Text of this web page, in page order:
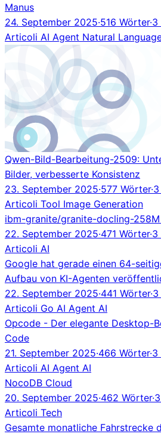
Manus
24. September 2025·516 Wörter·3
Articoli AI Agent Natural
Qwen-Bild-Bearbeitung-2509:
Bilder, verbesserte Konsistenz
23. September 2025·577 Wörter·
Articoli Tool Image Generation
ibm-granite/granite-docling-258M
22. September 2025·471 Wörter·3
Articoli AI
Google hat gerade einen 64-
Aufbau von KI-Agenten
22. September 2025·441 Wörter·3
Articoli Go AI Agent AI
Opcode - Der elegante Desktop-
Code
21. September 2025·466 Wörter·3
Articoli AI Agent AI
NocoDB Cloud
20. September 2025·462 Wörter·
Articoli Tech
Gesamte monatliche Fahrstrecke